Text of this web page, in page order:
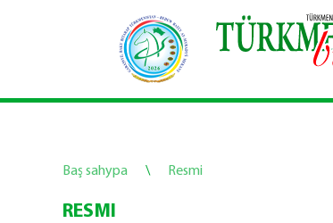
Baş sahypa \ Resmi
RESMI